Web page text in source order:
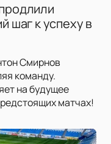
шаг к успеху в
Смирнов
команду.
на будущее
матчах!